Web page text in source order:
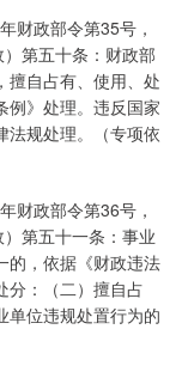
财政部令第35号，
第五十条：财政部
擅自占有、使用、处
例》处理。违反国家
法规处理。（专项依
财政部令第36号，
第五十一条：事业
的，依据《财政违法
分：（二）擅自占
单位违规处置行为的